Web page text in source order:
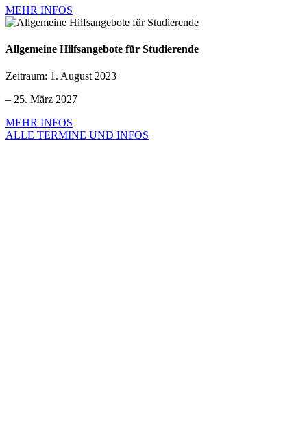
MEHR INFOS
Allgemeine Hilfsangebote für Studierende
Zeitraum: 1. August 2023
– 25. März 2027
MEHR INFOS
ALLE TERMINE UND INFOS